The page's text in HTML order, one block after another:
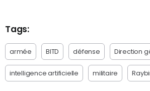
Tags:
armée BITD défense Direction
intelligence artificielle militaire